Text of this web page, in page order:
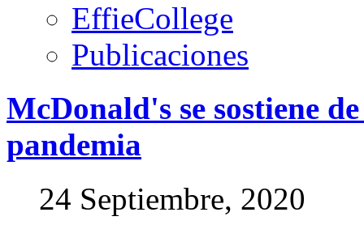
EffieCollege
Publicaciones
McDonald's se sostiene de
pandemia
24 Septiembre, 2020